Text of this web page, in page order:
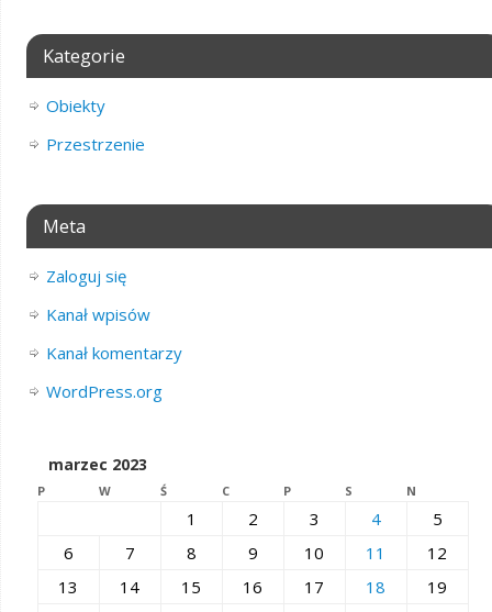
Kategorie
Obiekty
Przestrzenie
Meta
Zaloguj się
Kanał wpisów
Kanał komentarzy
WordPress.org
marzec 2023
P W Ś C P S N
1 2 3 4
5
6
7 8 9 10 11
12
13
14 15 16 17 18
19